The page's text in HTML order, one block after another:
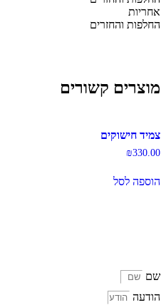
טורקיז
אחריות
החלפות והחזרים
מוצרים קשורים
צמיד חישוקים
₪330.00
הוספה לסל
שם
הודעה